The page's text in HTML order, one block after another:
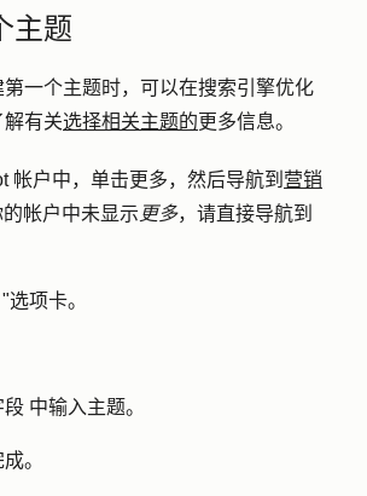
主题
第一个主题时，可以在搜索引擎优化
解有关选择相关主题的更多信息。
帐户中，单击更多，然后导航到 营销
帐户中未显示 更多，请直接导航到
"选项卡。
段 中输入主题。
。